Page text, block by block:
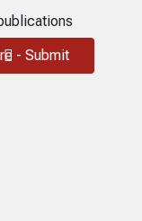
- Submit